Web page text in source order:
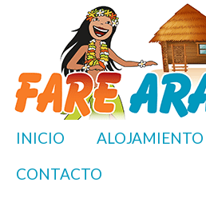
INICIO ALOJAMIENTO
CONTACTO